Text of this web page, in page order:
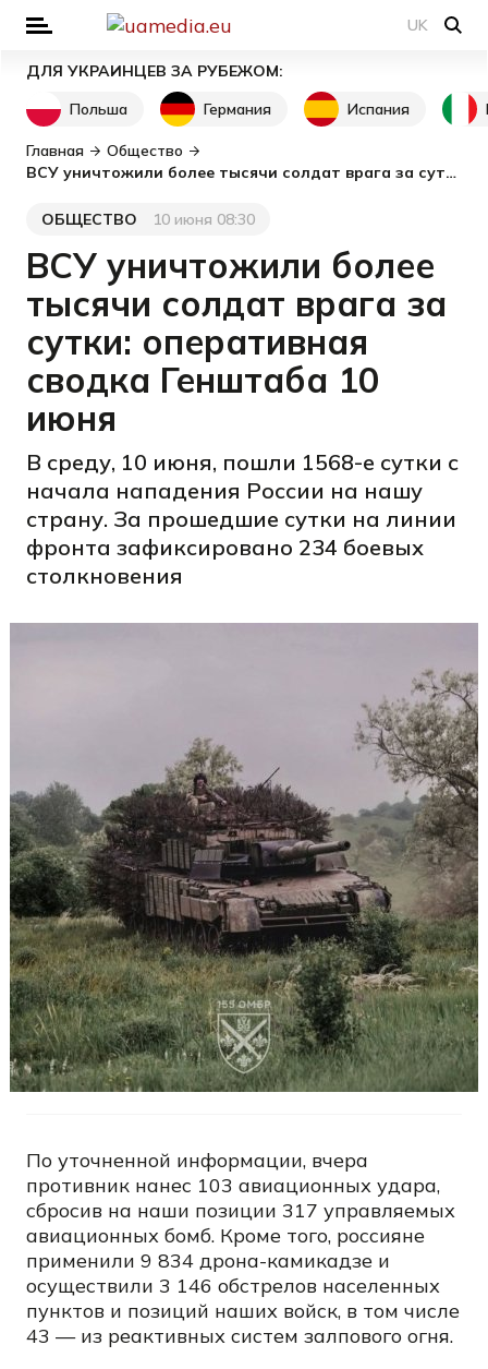
UK
ДЛЯ УКРАИНЦЕВ ЗА РУБЕЖОМ:
Польша
Германия Испания
Главная
Общество
ВСУ уничтожили более тысячи солдат врага за сутки: оперативная сводка Генштаба 10 июня
Категория
ОБЩЕСТВО
Дата публикации
10 июня 08:30
ВСУ уничтожили более
тысячи солдат врага за
сутки: оперативная
сводка Генштаба 10
июня
В среду, 10 июня, пошли 1568-е сутки с
начала нападения России на нашу
страну. За прошедшие сутки на линии
фронта зафиксировано 234 боевых
столкновения
По уточненной информации, вчера
противник нанес 103 авиационных удара,
сбросив на наши позиции 317 управляемых
авиационных бомб. Кроме того, россияне
применили 9 834 дрона-камикадзе и
осуществили 3 146 обстрелов населенных
пунктов и позиций наших войск, в том числе
43 — из реактивных систем залпового огня.